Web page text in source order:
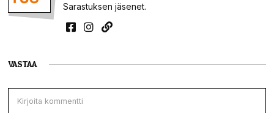
Sarastuksen jäsenet.
VASTAA